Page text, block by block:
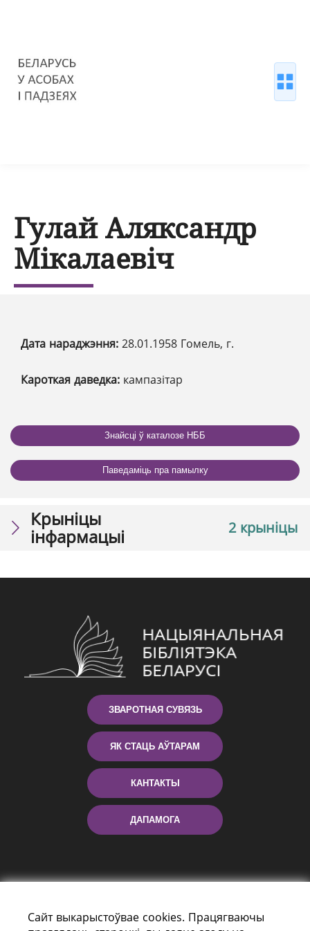
Гулай Аляксандр
Мікалаевіч
Дата нараджэння: 28.01.1958 Гомель, г.
Кароткая даведка: кампазітар
Знайсці ў каталозе НББ
Паведаміць пра памылку
2 крыніцы
Крыніцы
інфармацыі
ЗВАРОТНАЯ СУВЯЗЬ
ЯК СТАЦЬ АЎТАРАМ
КАНТАКТЫ
ДАПАМОГА
Сайт выкарыстоўвае cookies. Працягваючы